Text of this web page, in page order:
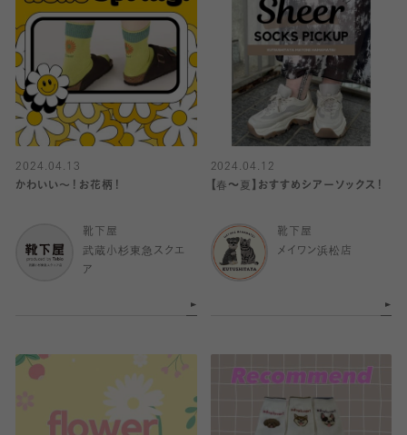
2024.04.13
かわいい〜！お花柄！
靴下屋
武蔵小杉東急スクエ
ア
2024.04.12
【春～夏】おすすめシアーソックス！
靴下屋
メイワン浜松店